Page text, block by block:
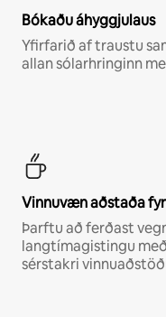
Bókaðu áhyggjulaus
Yfirfarið af traustu
allan sólarhringinn
Vinnuvæn aðstaða
Þarftu að ferðast
langtímagistingu
sérstakri